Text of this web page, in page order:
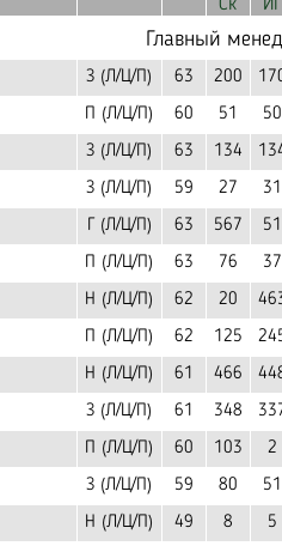
Ск
ИГ
Главный
З (Л/Ц/П) 63 200
П (Л/Ц/П) 60 51 50
З (Л/Ц/П) 63 134
З (Л/Ц/П) 59 27 31
Г (Л/Ц/П) 63 567 51
П (Л/Ц/П) 63 76 37
Н (Л/Ц/П) 62 20
П (Л/Ц/П) 62 125
Н (Л/Ц/П) 61 466
З (Л/Ц/П) 61 348
П (Л/Ц/П) 60 103 2
З (Л/Ц/П) 59 80 51
Н (Л/Ц/П) 49 8 5